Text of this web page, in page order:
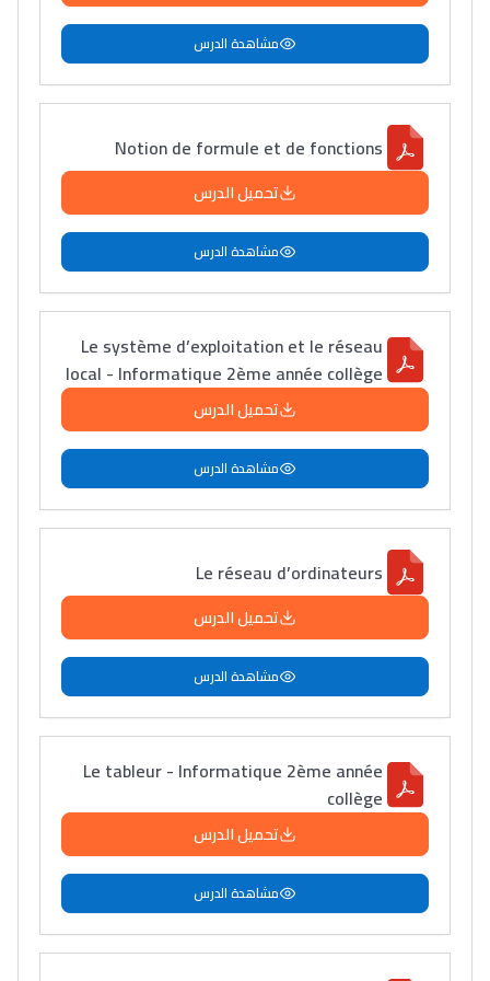
Lycée Maroc
التعليم الثانوي التأهيلي
التعليم الثانوي الإعدادي
Post-Bac
+ de 78 Sujets
Interviews/Vidéos
+ de 89 Interviews/Vidéos
دليل المهن
ما يزيد عن 149 مهنة
دليل التوجيه
التوجيه بالثانوي و الإعدادي
Ki Derti Liha
باش تقدر تساعد الناس
يلقاو التوازن من الدّاخل
مشاهدة الدرس
Notion de formule et de fonctions
تحميل الدرس
مشاهدة الدرس
Le système d’exploitation et le réseau
local - Informatique 2ème année collège
تحميل الدرس
مشاهدة الدرس
Le réseau d’ordinateurs
تحميل الدرس
مشاهدة الدرس
Le tableur - Informatique 2ème année
collège
تحميل الدرس
مشاهدة الدرس